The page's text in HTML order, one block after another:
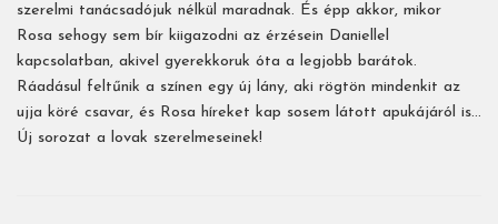
szerelmi tanácsadójuk nélkül maradnak. És épp akkor, mikor
Rosa sehogy sem bír kiigazodni az érzésein Daniellel
kapcsolatban, akivel gyerekkoruk óta a legjobb barátok.
Ráadásul feltűnik a színen egy új lány, aki rögtön mindenkit az
ujja köré csavar, és Rosa híreket kap sosem látott apukájáról is…
Új sorozat a lovak szerelmeseinek!